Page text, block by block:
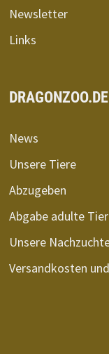
Newsletter
Links
DRAGONZOO.DE
News
Unsere Tiere
Abzugeben
Abgabe adulte
Unsere
Versandkosten